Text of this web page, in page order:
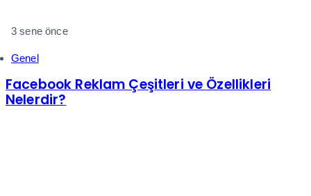
3 sene önce
Genel
Facebook Reklam Çeşitleri ve Özellikleri
Nelerdir?